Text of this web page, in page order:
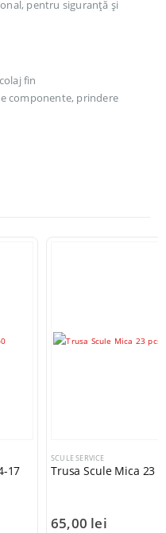
pentru siguranță și
fin
componente, prindere
Scule Mica 23 pcs.
lei